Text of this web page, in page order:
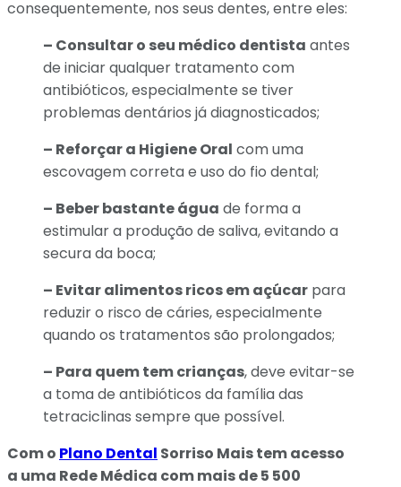
consequentemente, nos seus dentes, entre eles:
– Consultar o seu médico dentista antes
de iniciar qualquer tratamento com
antibióticos, especialmente se tiver
problemas dentários já diagnosticados;
– Reforçar a Higiene Oral com uma
escovagem correta e uso do fio dental;
– Beber bastante água de forma a
estimular a produção de saliva, evitando a
secura da boca;
– Evitar alimentos ricos em açúcar para
reduzir o risco de cáries, especialmente
quando os tratamentos são prolongados;
– Para quem tem crianças, deve evitar-se
a toma de antibióticos da família das
tetraciclinas sempre que possível.
Com o Plano Dental Sorriso Mais tem acesso
a uma Rede Médica com mais de 5 500